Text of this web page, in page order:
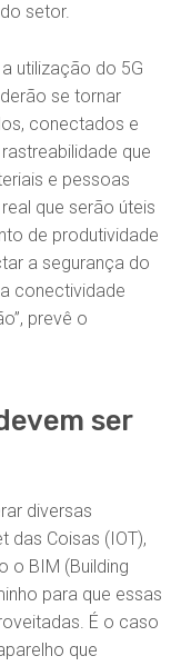
setor.
utilização do 5G
se tornar
conectados e
que
e pessoas
que serão úteis
de produtividade
a segurança do
conectividade
prevê o
ser
diversas
das Coisas (IOT),
o BIM (Building
para que essas
É o caso
que